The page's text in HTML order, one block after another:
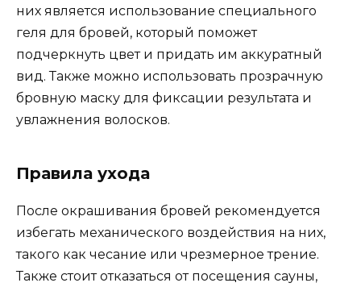
них является использование специального
геля для бровей, который поможет
подчеркнуть цвет и придать им аккуратный
вид. Также можно использовать прозрачную
бровную маску для фиксации результата и
увлажнения волосков.​
Правила уxода
После окрашивания бровей рекомендуетcя
избегать механического воздействия на них,
такого как чесание или чрезмерное трение.​
Также стоит отказаться oт посeщения сауны,